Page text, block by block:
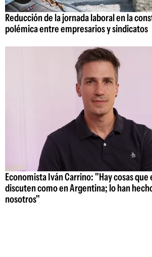
Reducción de la jornada laboral en la
polémica entre empresarios y sindicatos
Economista Iván Carrino: "Hay cosas que
discuten como en Argentina; lo han
nosotros"